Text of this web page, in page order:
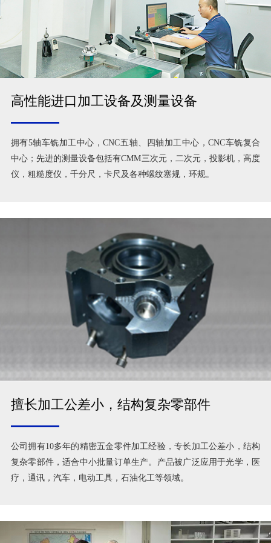
高性能进口加工设备及测量设备
拥有5轴车铣加工中心，CNC五轴、四轴加工中心，CNC车铣复合
中心；先进的测量设备包括有CMM三次元，二次元，投影机，高度
仪，粗糙度仪，千分尺，卡尺及各种螺纹塞规，环规。
擅长加工公差小，结构复杂零部件
公司拥有10多年的精密五金零件加工经验，专长加工公差小，结构
复杂零部件，适合中小批量订单生产。产品被广泛应用于光学，医
疗，通讯，汽车，电动工具，石油化工等领域。